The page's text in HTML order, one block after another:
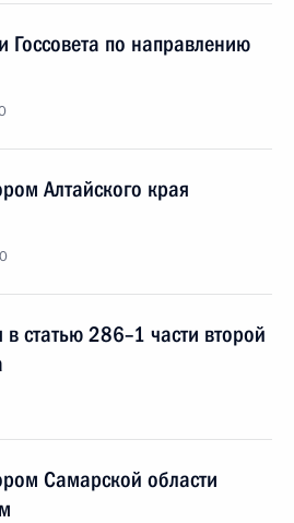
Госсовета по направлению
Алтайского края
статью 286–1 части второй
Самарской области